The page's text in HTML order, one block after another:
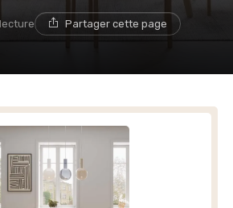
Partager cette page